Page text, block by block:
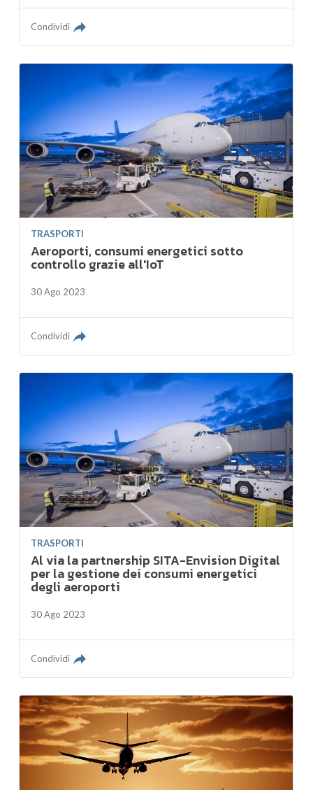
Condividi
TRASPORTI
Aeroporti, consumi energetici sotto
controllo grazie all'IoT
30 Ago 2023
Condividi
TRASPORTI
Al via la partnership SITA-Envision Digital
per la gestione dei consumi energetici
degli aeroporti
30 Ago 2023
Condividi